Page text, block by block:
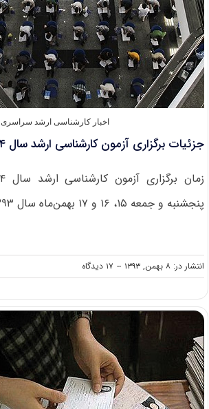
اخبار کارشناسی ارشد سراسری
جزئیات برگزاری آزمون کارشناسی ارشد سال ۹۴
پنجشنبه و جمعه ۱۵،‌ ۱۶ و ۱۷ بهمن‌ماه سال ۱۳۹۳ اعلام شد. [...]
انتشار در: ۸ بهمن, ۱۳۹۳ -- ۱۷ دیدگاه
on
جزئیات
آزمون
کارشناسی
ارشد
سال
۹۴